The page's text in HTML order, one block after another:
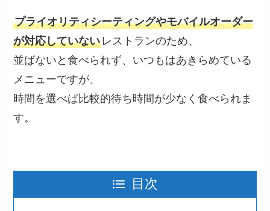
プライオリティシーティングやモバイルオーダー
が対応していないレストランのため、
並ばないと食べられず、いつもはあきらめている
メニューですが、
時間を選べば比較的待ち時間が少なく食べられま
す。
目次